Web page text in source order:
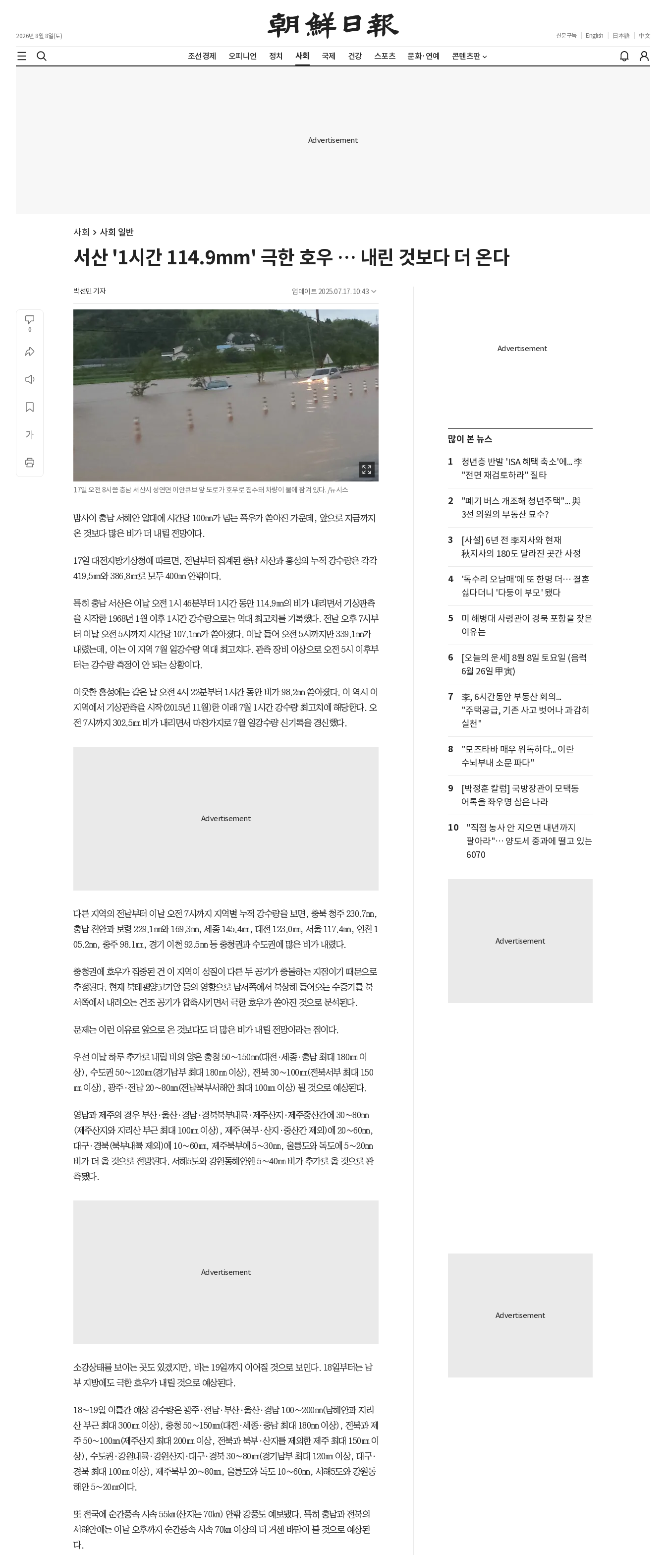
2026년 8월 8일(토) 신문구독 English 日本語 中文
조선경제 오피니언 정치 사회 국제 건강 스포츠 문화·연예 콘텐츠판
사회 사회 일반
서산 '1시간 114.9mm' 극한 호우 … 내린 것보다 더 온다
박선민 기자 업데이트 2025.07.17. 10:43
0
17일 오전 8시쯤 충남 서산시 성연면 이안큐브 앞 도로가 호우로 침수돼 차량이 물에 잠겨 있다. /뉴시스
밤사이 충남 서해안 일대에 시간당 100㎜가 넘는 폭우가 쏟아진 가운데, 앞으로 지금까지
온 것보다 많은 비가 더 내릴 전망이다.
17일 대전지방기상청에 따르면, 전날부터 집계된 충남 서산과 홍성의 누적 강수량은 각각
419.5㎜와 386.8㎜로 모두 400㎜ 안팎이다.
특히 충남 서산은 이날 오전 1시 46분부터 1시간 동안 114.9㎜의 비가 내리면서 기상관측
을 시작한 1968년 1월 이후 1시간 강수량으로는 역대 최고치를 기록했다. 전날 오후 7시부
터 이날 오전 5시까지 시간당 107.1㎜가 쏟아졌다. 이날 들어 오전 5시까지만 339.1㎜가
내렸는데, 이는 이 지역 7월 일강수량 역대 최고치다. 관측 장비 이상으로 오전 5시 이후부
터는 강수량 측정이 안 되는 상황이다.
이웃한 홍성에는 같은 날 오전 4시 22분부터 1시간 동안 비가 98.2㎜ 쏟아졌다. 이 역시 이
지역에서 기상관측을 시작(2015년 11월)한 이래 7월 1시간 강수량 최고치에 해당한다. 오
전 7시까지 302.5㎜ 비가 내리면서 마찬가지로 7월 일강수량 신기록을 경신했다.
다른 지역의 전날부터 이날 오전 7시까지 지역별 누적 강수량을 보면, 충북 청주 230.7㎜,
충남 천안과 보령 229.1㎜와 169.3㎜, 세종 145.4㎜, 대전 123.0㎜, 서울 117.4㎜, 인천 1
05.2㎜, 충주 98.1㎜, 경기 이천 92.5㎜ 등 충청권과 수도권에 많은 비가 내렸다.
충청권에 호우가 집중된 건 이 지역이 성질이 다른 두 공기가 충돌하는 지점이기 때문으로
추정된다. 현재 북태평양고기압 등의 영향으로 남서쪽에서 북상해 들어오는 수증기를 북
서쪽에서 내려오는 건조 공기가 압축시키면서 극한 호우가 쏟아진 것으로 분석된다.
문제는 이런 이유로 앞으로 온 것보다도 더 많은 비가 내릴 전망이라는 점이다.
우선 이날 하루 추가로 내릴 비의 양은 충청 50∼150㎜(대전·세종·충남 최대 180㎜ 이
상), 수도권 50∼120㎜(경기남부 최대 180㎜ 이상), 전북 30∼100㎜(전북서부 최대 150
㎜ 이상), 광주·전남 20∼80㎜(전남북부서해안 최대 100㎜ 이상) 될 것으로 예상된다.
영남과 제주의 경우 부산·울산·경남·경북북부내륙·제주산지·제주중산간에 30∼80㎜
(제주산지와 지리산 부근 최대 100㎜ 이상), 제주(북부·산지·중산간 제외)에 20∼60㎜,
대구·경북(북부내륙 제외)에 10∼60㎜, 제주북부에 5∼30㎜, 울릉도와 독도에 5∼20㎜
비가 더 올 것으로 전망된다. 서해5도와 강원동해안엔 5∼40㎜ 비가 추가로 올 것으로 관
측됐다.
소강상태를 보이는 곳도 있겠지만, 비는 19일까지 이어질 것으로 보인다. 18일부터는 남
부 지방에도 극한 호우가 내릴 것으로 예상된다.
18∼19일 이틀간 예상 강수량은 광주·전남·부산·울산·경남 100∼200㎜(남해안과 지리
산 부근 최대 300㎜ 이상), 충청 50∼150㎜(대전·세종·충남 최대 180㎜ 이상), 전북과 제
주 50∼100㎜(제주산지 최대 200㎜ 이상, 전북과 북부·산지를 제외한 제주 최대 150㎜ 이
상), 수도권·강원내륙·강원산지·대구·경북 30∼80㎜(경기남부 최대 120㎜ 이상, 대구·
경북 최대 100㎜ 이상), 제주북부 20∼80㎜, 울릉도와 독도 10∼60㎜, 서해5도와 강원동
해안 5∼20㎜이다.
또 전국에 순간풍속 시속 55㎞(산지는 70㎞) 안팎 강풍도 예보됐다. 특히 충남과 전북의
서해안에는 이날 오후까지 순간풍속 시속 70㎞ 이상의 더 거센 바람이 불 것으로 예상된
다.
많이 본 뉴스
1
청년층 반발 'ISA 혜택 축소'에... 李
"전면 재검토하라" 질타
2
"폐기 버스 개조해 청년주택"... 與
3선 의원의 부동산 묘수?
3
[사설] 6년 전 李지사와 현재
秋지사의 180도 달라진 곳간 사정
4
'독수리 오남매'에 또 한명 더… 결혼
싫다더니 '다둥이 부모' 됐다
5
미 해병대 사령관이 경북 포항을 찾은
이유는
6
[오늘의 운세] 8월 8일 토요일 (음력
6월 26일 甲寅)
7
李, 6시간동안 부동산 회의...
"주택공급, 기존 사고 벗어나 과감히
실천"
8
"모즈타바 매우 위독하다... 이란
수뇌부내 소문 파다"
9
[박정훈 칼럼] 국방장관이 모택동
어록을 좌우명 삼은 나라
10
"직접 농사 안 지으면 내년까지
팔아라"… 양도세 중과에 떨고 있는
6070